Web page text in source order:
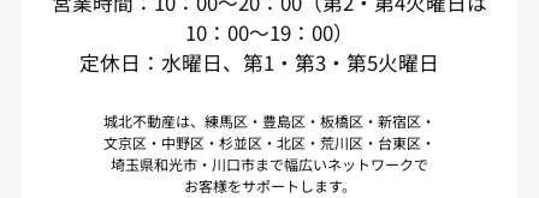
10：00～19：00）
定休日：水曜日、第1・第3・第5火曜日
城北不動産は、練馬区・豊島区・板橋区・新宿区・
文京区・中野区・杉並区・北区・荒川区・台東区・
埼玉県和光市・川口市まで幅広いネットワークで
お客様をサポートします。